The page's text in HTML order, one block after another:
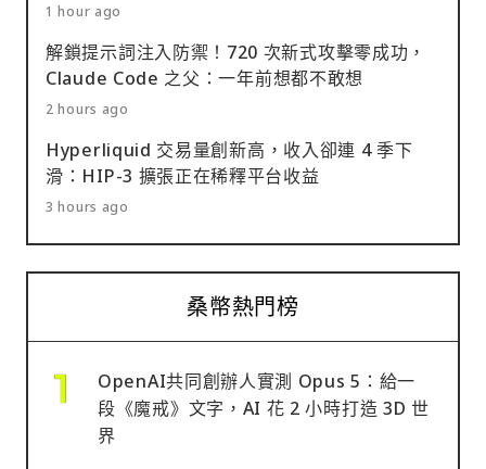
1 hour ago
解鎖提示詞注入防禦！720 次新式攻擊零成功，
Claude Code 之父：一年前想都不敢想
2 hours ago
Hyperliquid 交易量創新高，收入卻連 4 季下
滑：HIP-3 擴張正在稀釋平台收益
3 hours ago
桑幣熱門榜
OpenAI共同創辦人實測 Opus 5：給一
段《魔戒》文字，AI 花 2 小時打造 3D 世
界